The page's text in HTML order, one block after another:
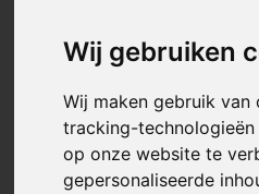
Wij gebruiken
Wij maken gebruik van
tracking-
op onze website te
gepersonaliseerde
Artikelnummer:125201